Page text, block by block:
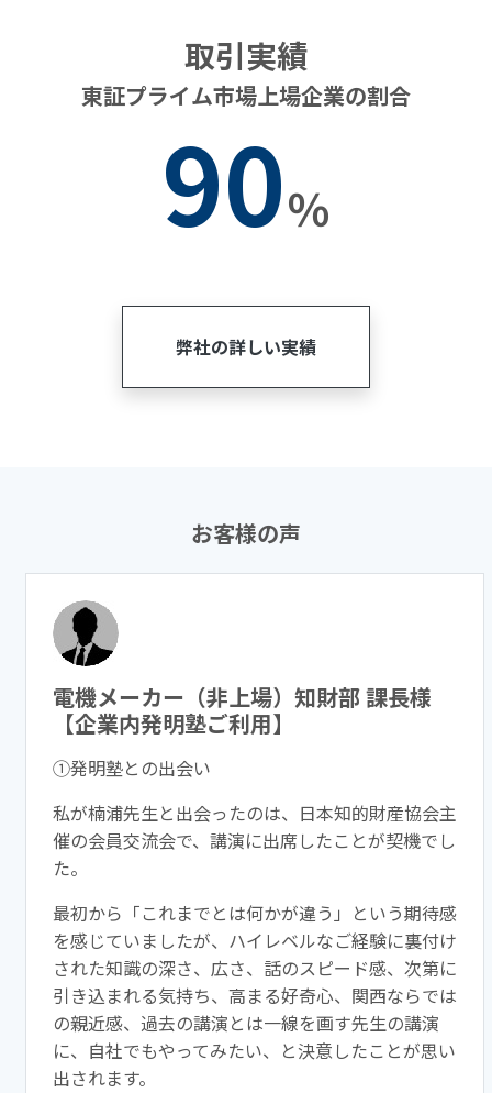
取引実績
東証プライム市場上場企業の割合
90％
弊社の詳しい実績
お客様の声
電機メーカー（非上場）知財部 課長様
【企業内発明塾ご利用】
①発明塾との出会い
私が楠浦先生と出会ったのは、 日本知的財産協会主
催の会員交流会で、講演に出席したことが契機でし
た。
最初から「これまでとは何かが違う」という期待感
を感じていましたが、ハイレベルなご経験に裏付け
された知識の深さ、広さ、話のスピード感、次第に
引き込まれる気持ち、高まる好奇心、関西ならでは
の親近感、過去の講演とは一線を画す先生の講演
に、自社でもやってみたい、と決意したことが思い
出されます。